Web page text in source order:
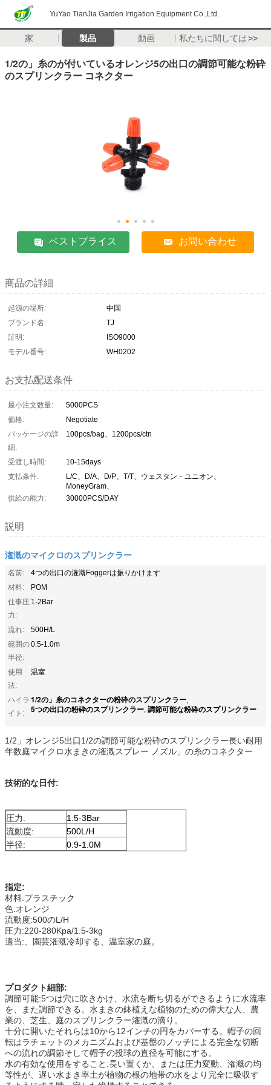
YuYao TianJia Garden Irrigation Equipment Co.,Ltd.
家 製品 動画 私たちに関しては>>
1/2の」糸のが付いているオレンジ5の出口の調節可能な粉砕
のスプリンクラー コネクター
ベストプライス お問い合わせ
商品の詳細
起源の場所:
中国
ブランド名:
TJ
証明:
ISO9000
モデル番号:
WH0202
お支払配送条件
最小注文数量:
5000PCS
価格:
Negotiate
パッケージの詳
細:
100pcs/bag、1200pcs/ctn
受渡し時間:
10-15days
支払条件:
L/C、D/A、D/P、T/T、ウェスタン・ユニオン、
MoneyGram、
供給の能力:
30000PCS/DAY
説明
潅漑のマイクロのスプリンクラー
名前:
4つの出口の潅漑Foggerは振りかけます
材料:
POM
仕事圧
力:
1-2Bar
流れ:
500H/L
範囲の
半径:
0.5-1.0m
使用
法:
温室
ハイラ
イト:
1/2の」糸のコネクターの粉砕のスプリンクラー,
5つの出口の粉砕のスプリンクラー, 調節可能な粉砕のスプリンクラー
1/2」オレンジ5出口1/2の調節可能な粉砕のスプリンクラー長い耐用
年数庭マイクロ水まきの潅漑スプレー ノズル」の糸のコネクター
技術的な日付:
圧力:
1.5-3Bar
流動度:
500L/H
半径:
0.9-1.0M
指定:
材料:プラスチック
色:オレンジ
流動度:500のL/H
圧力:220-280Kpa/1.5-3kg
適当:、園芸潅漑冷却する、温室家の庭。
プロダクト細部:
調節可能:5つは穴に吹きかけ、水流を断ち切るができるように水流率
を、また調節できる。水まきの鉢植えな植物のための偉大な人、農
業の、芝生、庭のスプリンクラー潅漑の滴り。
十分に開いたそれらは10から12インチの円をカバーする。帽子の回
転はラチェットのメカニズムおよび基盤のノッチによる完全な切断
への流れの調節そして帽子の投球の直径を可能にする。
水の有効な使用をすること:長い置くか、または圧力変動、潅漑の均
等性が、遅い水まき率土が植物の根の地帯の水をより完全に吸収す